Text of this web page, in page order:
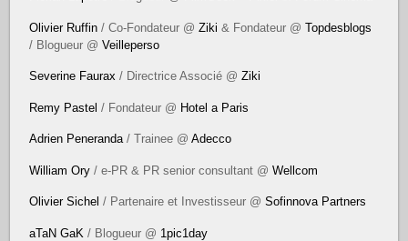
Olivier Ruffin / Co-Fondateur @Ziki & Fondateur @Topdesblogs
/ Blogueur @Veilleperso
Severine Faurax / Directrice Associé @Ziki
Remy Pastel / Fondateur @ Hotel a Paris
Adrien Peneranda/ Trainee @Adecco
William Ory / e-PR & PR senior consultant @Wellcom
Olivier Sichel / Partenaire et Investisseur @Sofinnova Partners
aTaN GaK / Blogueur @ 1pic1day